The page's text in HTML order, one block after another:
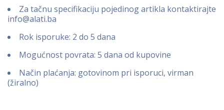
Za tačnu specifikaciju pojedinog artikla kontaktirajte
info@alati.ba
Rok isporuke: 2 do 5 dana
Mogućnost povrata: 5 dana od kupovine
Način plaćanja: gotovinom pri isporuci, virman
(žiralno)